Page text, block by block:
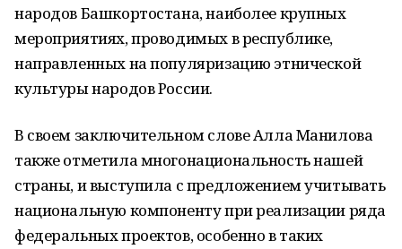
народов Башкортостана, наиболее крупных
мероприятиях, проводимых в республике,
направленных на популяризацию этнической
культуры народов России.
В своем заключительном слове Алла Манилова
также отметила многонациональность нашей
страны, и выступила с предложением учитывать
национальную компоненту при реализации ряда
федеральных проектов, особенно в таких